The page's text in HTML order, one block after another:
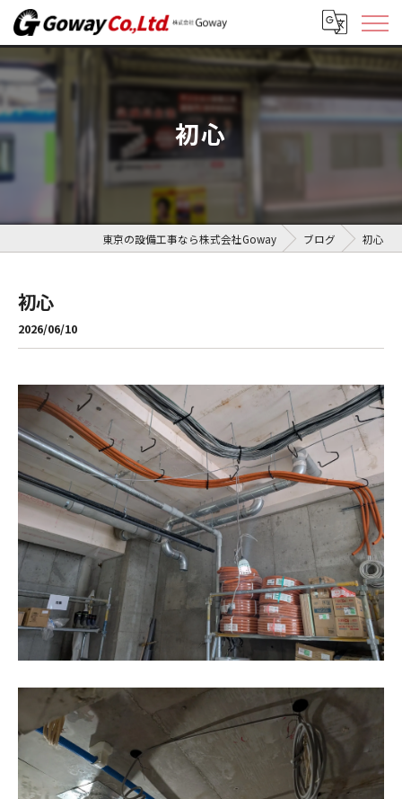
初心
東京の設備工事なら株式会社Goway ブログ 初心
初心
2026/06/10